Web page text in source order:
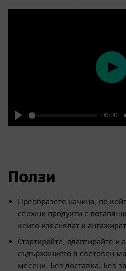
Play
00:00
Play
Ползи
Преобразете начина, по
сложни продукти с
които изясняват и
Стартирайте, адаптирайте и
съдържанието в световен
месеци. Без доставка. Без